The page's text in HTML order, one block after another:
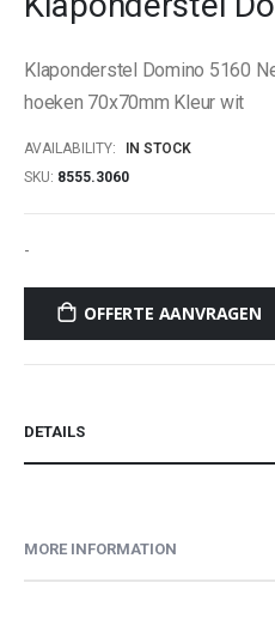
beginning
the
images
Klaponderstel Domino 5160
hoeken 70x70mm Kleur wit
AVAILABILITY:
IN STOCK
SKU 8555.3060
-
OFFERTE AANVRAGEN
DETAILS
MORE INFORMATION